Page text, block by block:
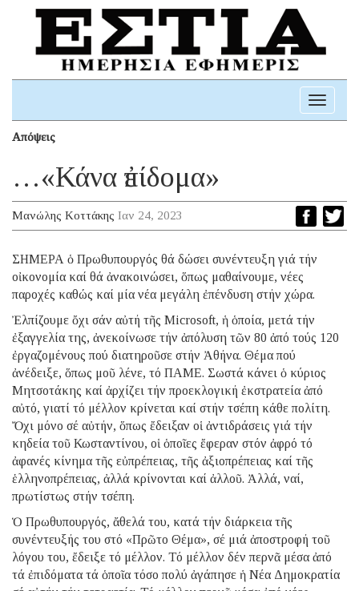
Toggle
Απόψεις
…«Κάνα ἐπίδομα»
Μανώλης Κοττάκης Ιαν 24, 2023
ΣΗΜΕΡΑ ὁ Πρωθυπουργός θά δώσει συνέντευξη γιά τήν
οἰκονομία καί θά ἀνακοινώσει, ὅπως μαθαίνουμε, νέες
παροχές καθώς καί μία νέα μεγάλη ἐπένδυση στήν χώρα.
Ἐλπίζουμε ὄχι σάν αὐτή τῆς Microsoft, ἡ ὁποία, μετά τήν
ἐξαγγελία της, ἀνεκοίνωσε τήν ἀπόλυση τῶν 80 ἀπό τούς 120
ἐργαζομένους πού διατηροῦσε στήν Ἀθήνα. Θέμα πού
ἀνέδειξε, ὅπως μοῦ λένε, τό ΠΑΜΕ. Σωστά κάνει ὁ κύριος
Μητσοτάκης καί ἀρχίζει τήν προεκλογική ἐκστρατεία ἀπό
αὐτό, γιατί τό μέλλον κρίνεται καί στήν τσέπη κάθε πολίτη.
Ὄχι μόνο σέ αὐτήν, ὅπως ἔδειξαν οἱ ἀντιδράσεις γιά τήν
κηδεία τοῦ Κωσταντίνου, οἱ ὁποῖες ἔφεραν στόν ἀφρό τό
ἀφανές κίνημα τῆς εὐπρέπειας, τῆς ἀξιοπρέπειας καί τῆς
ἑλληνοπρέπειας, ἀλλά κρίνονται καί ἀλλοῦ. Ἀλλά, ναί,
πρωτίστως στήν τσέπη.
Ὁ Πρωθυπουργός, ἄθελά του, κατά τήν διάρκεια τῆς
συνέντευξής του στό «Πρῶτο Θέμα», σέ μιά ἀποστροφή τοῦ
λόγου του, ἔδειξε τό μέλλον. Τό μέλλον δέν περνᾶ μέσα ἀπό
τά ἐπιδόματα τά ὁποῖα τόσο πολύ ἀγάπησε ἡ Νέα Δημοκρατία